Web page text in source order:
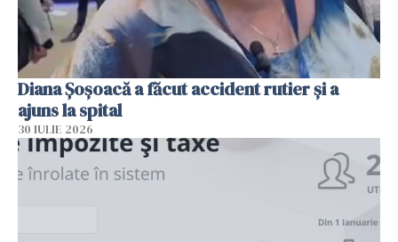
Diana Șoșoacă a făcut accident rutier și a
ajuns la spital
30 IULIE 2026